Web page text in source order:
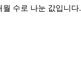
수로 나눈 값입니다.